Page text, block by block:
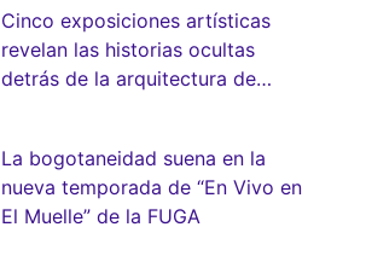
Cinco exposiciones artísticas
revelan las historias ocultas
detrás de la arquitectura de
La bogotaneidad suena en la
nueva temporada de “En Vivo en
El Muelle” de la FUGA